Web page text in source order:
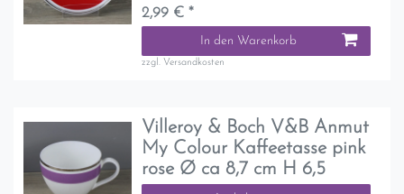
2,99 € *
In den Warenkorb
zzgl. Versandkosten
Villeroy & Boch V&B Anmut
My Colour Kaffeetasse pink
rose Ø ca 8,7 cm H 6,5